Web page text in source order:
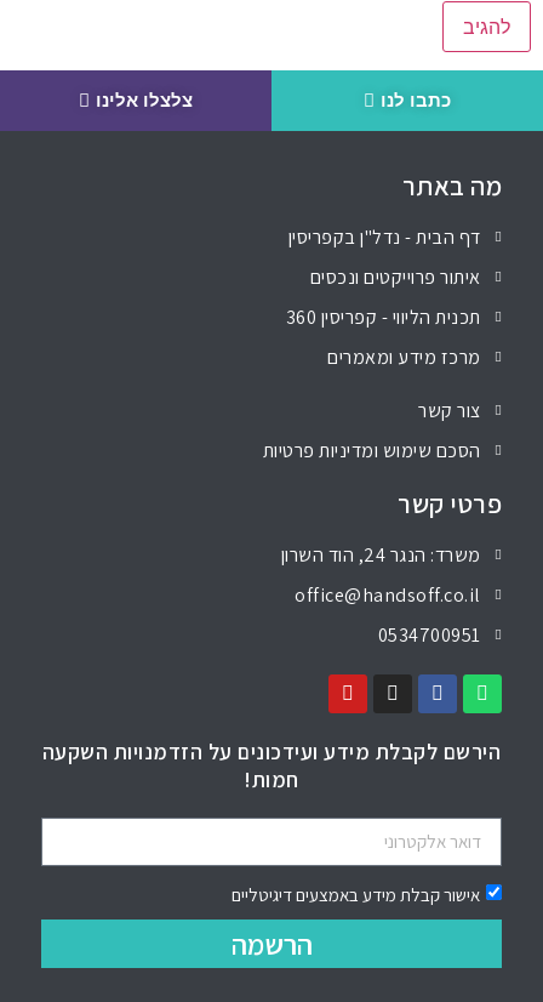
כתבו לנו צלצלו אלינו
מה באתר
דף הבית - נדל"ן בקפריסין
איתור פרוייקטים ונכסים
תכנית הליווי - קפריסין 360
מרכז מידע ומאמרים
צור קשר
הסכם שימוש ומדיניות פרטיות
פרטי קשר
משרד: הנגר 24, הוד השרון
office@handsoff.co.il
0534700951
הירשם לקבלת מידע ועידכונים על הזדמנויות השקעה
חמות!
אישור קבלת מידע באמצעים דיגיטליים
הרשמה